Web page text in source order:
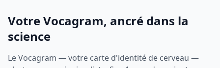
Votre Vocagram, ancré dans la
science
Le Vocagram — votre carte d'identité de cerveau —